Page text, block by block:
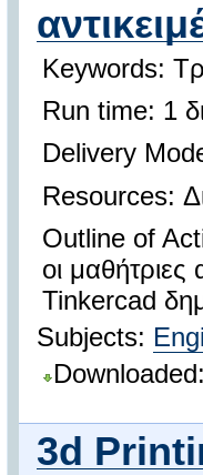
Keywords:
Run time: 1
Delivery
Resources:
Outline of
οι μαθήτριες
Tinkercad
Subjects:
3d